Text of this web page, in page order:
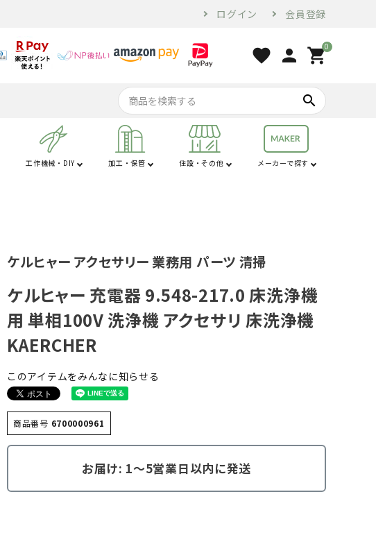
ログイン 会員登録
favorite person 0
shopping_cart
search
工作機械・DIY 加工・保管 住設・その他 メーカーで探す
ケルヒャー アクセサリー 業務用 パーツ 清掃
ケルヒャー 充電器 9.548-217.0 床洗浄機
用 単相100V 洗浄機 アクセサリ 床洗浄機
KAERCHER
このアイテムをみんなに知らせる
商品番号 6700000961
お届け: 1～5営業日以内に発送